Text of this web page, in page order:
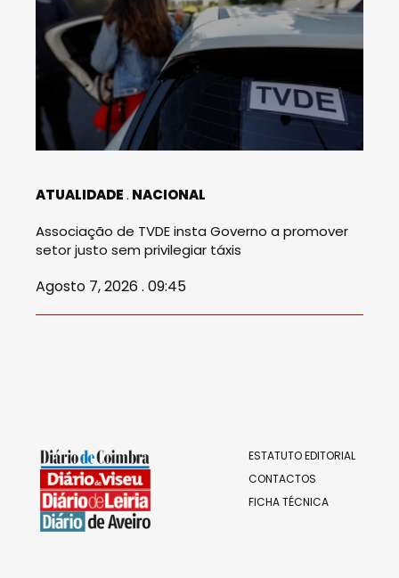
ATUALIDADE NACIONAL
Associação de TVDE insta Governo a promover
setor justo sem privilegiar táxis
Agosto 7, 2026 . 09:45
ESTATUTO EDITORIAL
CONTACTOS
FICHA TÉCNICA